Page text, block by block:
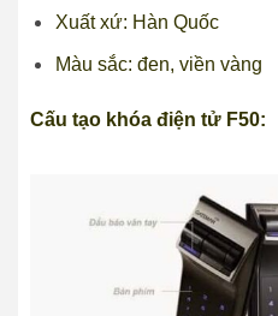
Xuất xứ: Hàn Quốc
Màu sắc: đen, viền vàng
Cấu tạo khóa điện tử F50: